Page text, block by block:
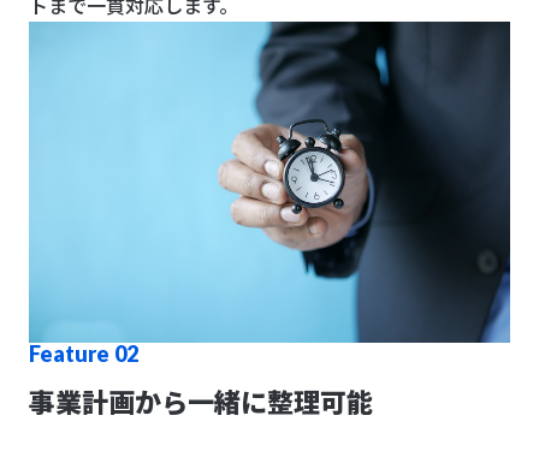
Feature 02
事業計画から一緒に整理可能